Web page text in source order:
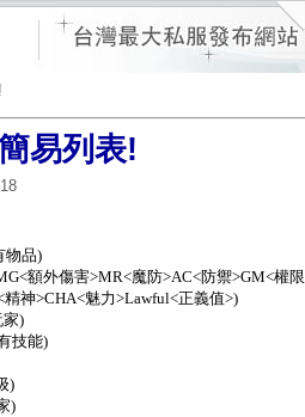
易列表!
物品)
額外傷害>MR<魔防>AC<防禦>GM<權限
神>CHA<魅力>Lawful<正義值>)
家)
技能)
)
)